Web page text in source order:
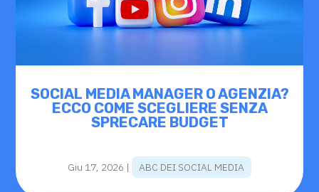
SOCIAL MEDIA MANAGER O AGENZIA?
ECCO COME SCEGLIERE SENZA
SPRECARE BUDGET
Giu 17, 2026 | ABC DEI SOCIAL MEDIA